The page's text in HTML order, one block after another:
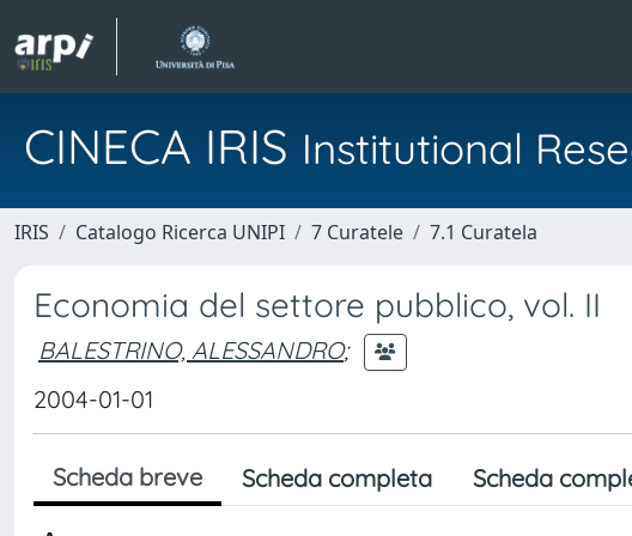
CINECA IRIS Institutional
IRIS Catalogo Ricerca UNIPI 7 Curatele 7.1 Curatela
Economia del settore pubblico, vol. II
BALESTRINO, ALESSANDRO;
2004-01-01
Scheda breve Scheda completa Scheda